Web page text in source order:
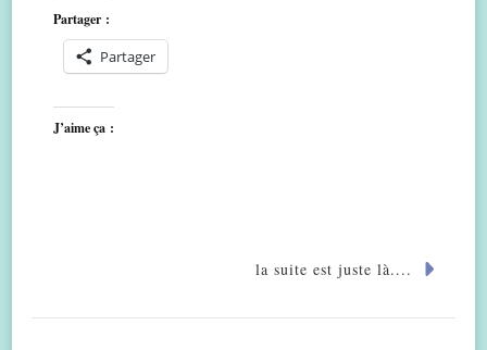
Partager :
Partager
J’aime ça :
la suite est juste là....